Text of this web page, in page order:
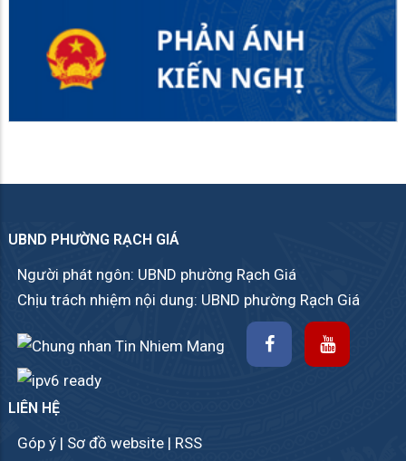
UBND PHƯỜNG RẠCH GIÁ
Người phát ngôn: UBND phường Rạch Giá
Chịu trách nhiệm nội dung: UBND phường Rạch Giá
LIÊN HỆ
Góp ý | Sơ đồ website | RSS